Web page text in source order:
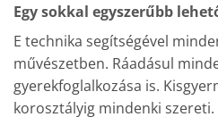
Egy sokkal egyszerűbb
E technika segítségével
művészetben. Ráadásul
gyerekfoglalkozása is.
korosztályig mindenki szereti.